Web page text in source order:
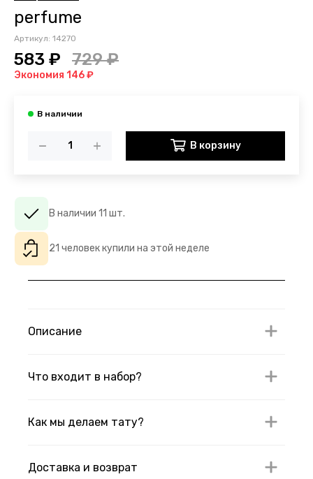
perfume
Артикул: 14270
583 ₽ 729 ₽
Экономия 146 ₽
В корзину
В наличии 11 шт.
21 человек купили на этой неделе
Описание
Что входит в набор?
Как мы делаем тату?
Доставка и возврат